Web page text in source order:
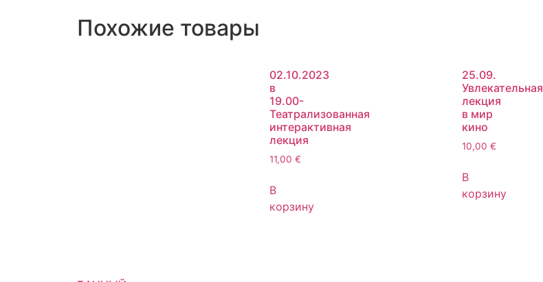
Похожие товары
02.10.2023
в
19.00-
Театрализованная
интерактивная
лекция
11,00 €
В
корзину
25.09.
Увлекательная
лекция
в мир
кино
10,00 €
В
корзину